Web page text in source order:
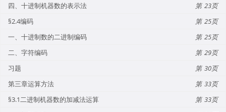
四、十进制机器数的表示法
23
§2.4编码
25
一、十进制数的二进制编码
25
二、字符编码
29
习题
30
第三章运算方法
33
§3.1二进制机器数的加减法运算
33